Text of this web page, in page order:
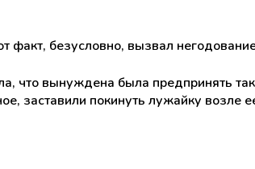
факт, безусловно, вызвал
что вынуждена была предпринять
заставили покинуть лужайку